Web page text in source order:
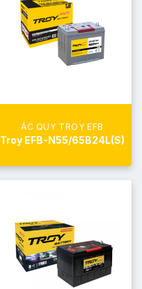
ẮC QUY TROY EFB
Troy EFB-N55/65B24L(S)